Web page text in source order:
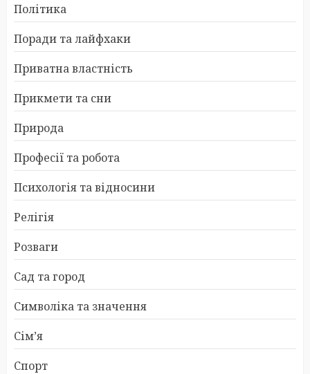
Політика
Поради та лайфхаки
Приватна властність
Прикмети та сни
Природа
Професії та робота
Психологія та відносини
Релігія
Розваги
Сад та город
Символіка та значення
Сім’я
Спорт